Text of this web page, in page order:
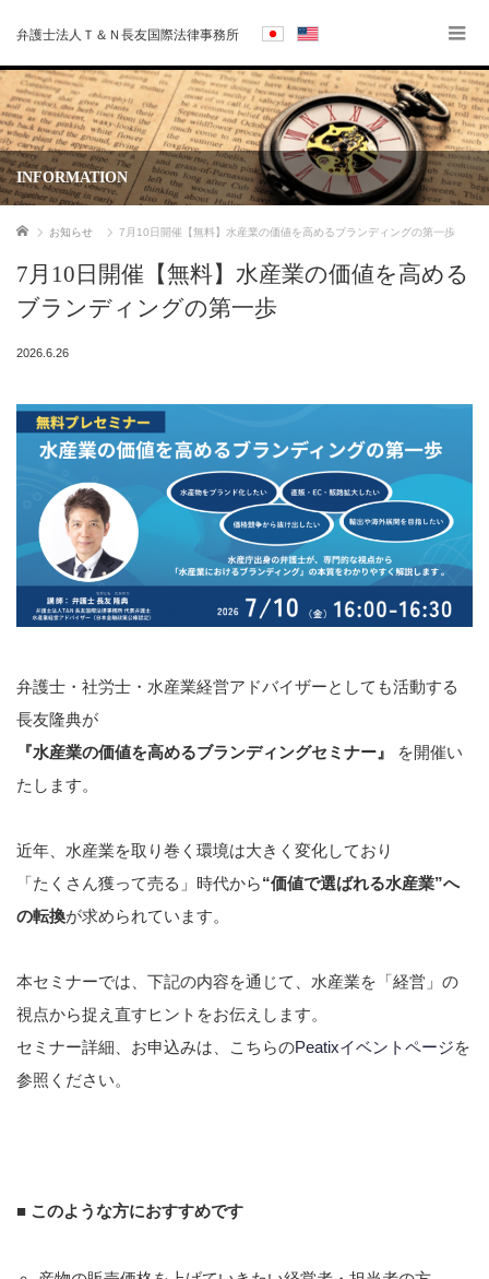
弁護士法人Ｔ＆Ｎ長友国際法律事務所
INFORMATION
ホーム お知らせ 7月10日開催【無料】水産業の価値を高めるブランディングの第一歩
7月10日開催【無料】水産業の価値を高める
ブランディングの第一歩
2026.6.26
弁護士・社労士・水産業経営アドバイザーとしても活動する
長友隆典が
『水産業の価値を高めるブランディングセミナー』
を開催い
たします。
近年、水産業を取り巻く環境は大きく変化しており
「たくさん獲って売る」時代から“価値で選ばれる水産業”へ
の転換が求められています。
本セミナーでは、下記の内容を通じて、水産業を「経営」の
視点から捉え直すヒントをお伝えします。
セミナー詳細、お申込みは、こちらのPeatixイベントページを
参照ください。
■ このような方におすすめです